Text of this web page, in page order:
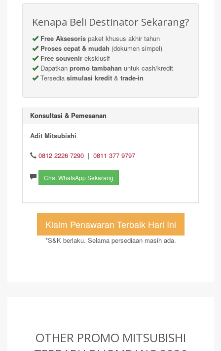
Kenapa Beli Destinator Sekarang?
Free Aksesoris paket khusus akhir tahun
Proses cepat & mudah (dokumen simpel)
Free souvenir eksklusif
Dapatkan promo tambahan untuk cash/kredit
Tersedia simulasi kredit & trade-in
Konsultasi & Pemesanan
Adit Mitsubishi
0812 2226 7290 | 0811 377 9797
Chat WhatsApp Sekarang
Klaim Penawaran Terbaik Hari Ini
*S&K berlaku. Selama persediaan masih ada.
OTHER PROMO MITSUBISHI